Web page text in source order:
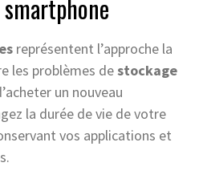
représentent l’approche la
les problèmes destockage
un nouveau
la durée de vie de votre
vos applications et